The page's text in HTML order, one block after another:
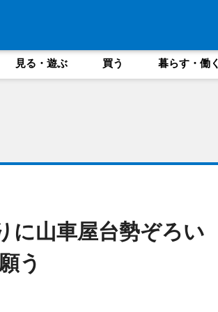
見る・遊ぶ 買う 暮らす・働く
に山車屋台勢ぞろ
う